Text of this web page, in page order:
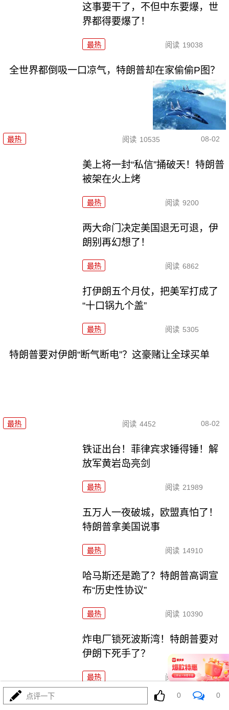
这事要干了，不但中东要爆，世
界都得要爆了！
最热 阅读 19038
全世界都倒吸一口凉气，特朗普却在家偷偷P图？
最热 阅读 10535 08-02
美上将一封“私信”捅破天！特朗普
被架在火上烤
最热 阅读 9200
两大命门决定美国退无可退，伊
朗别再幻想了！
最热 阅读 6862
打伊朗五个月仗，把美军打成了
“十口锅九个盖”
最热 阅读 5305
特朗普要对伊朗“断气断电”？这豪赌让全球买单
最热 阅读 4452 08-02
铁证出台！菲律宾求锤得锤！解
放军黄岩岛亮剑
最热 阅读 21989
五万人一夜破城，欧盟真怕了！
特朗普拿美国说事
最热 阅读 14910
哈马斯还是跪了？特朗普高调宣
布“历史性协议”
最热 阅读 10390
炸电厂锁死波斯湾！特朗普要对
伊朗下死手了？
最热 阅读 8966
6万移民一夜涌入西班牙，摩洛哥
点评一下 0 0